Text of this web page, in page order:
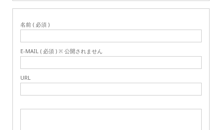
名前 ( 必須 )
E-MAIL ( 必須 ) ※ 公開されません
URL